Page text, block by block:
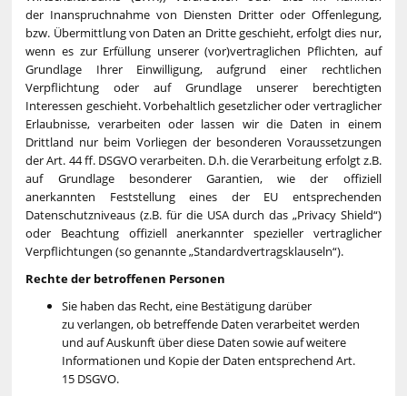
der Inanspruchnahme von Diensten Dritter oder Offenlegung,
bzw. Übermittlung von Daten an Dritte geschieht, erfolgt dies nur,
wenn es zur Erfüllung unserer (vor)vertraglichen Pflichten, auf
Grundlage Ihrer Einwilligung, aufgrund einer rechtlichen
Verpflichtung oder auf Grundlage unserer berechtigten
Interessen geschieht. Vorbehaltlich gesetzlicher oder vertraglicher
Erlaubnisse, verarbeiten oder lassen wir die Daten in einem
Drittland nur beim Vorliegen der besonderen Voraussetzungen
der Art. 44 ff. DSGVO verarbeiten. D.h. die Verarbeitung erfolgt z.B.
auf Grundlage besonderer Garantien, wie der offiziell
anerkannten Feststellung eines der EU entsprechenden
Datenschutzniveaus (z.B. für die USA durch das „Privacy Shield“)
oder Beachtung offiziell anerkannter spezieller vertraglicher
Verpflichtungen (so genannte „Standardvertragsklauseln“).
Rechte der betroffenen Personen
Sie haben das Recht, eine Bestätigung darüber
zu verlangen, ob betreffende Daten verarbeitet werden
und auf Auskunft über diese Daten sowie auf weitere
Informationen und Kopie der Daten entsprechend Art.
15 DSGVO.